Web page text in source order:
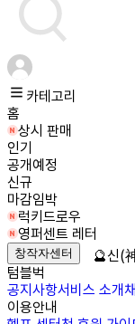
카테고리
홈
상시 판매
인기
공개예정
신규
마감임박
럭키드로우
영퍼센트 레터
창작자센터
텀블벅
공지사항서비스 소개
이용안내
🔮신(